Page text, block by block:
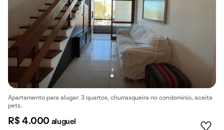
Apartamento para alugar: 3 quartos, churrasqueira no condomínio, aceita
pets.
R$ 4.000 aluguel